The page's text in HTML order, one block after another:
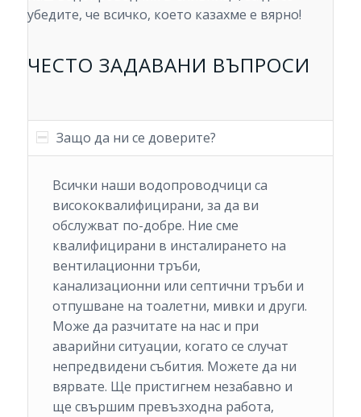
убедите, че всичко, което казахме е вярно!
ЧЕСТО ЗАДАВАНИ ВЪПРОСИ
Защо да ни се доверите?
Всички наши водопроводчици са
висококвалифицирани, за да ви
обслужват по-добре. Ние сме
квалифицирани в инсталирането на
вентилационни тръби,
канализационни или септични тръби и
отпушване на тоалетни, мивки и други.
Може да разчитате на нас и при
аварийни ситуации, когато се случат
непредвидени събития. Можете да ни
вярвате. Ще пристигнем незабавно и
ще свършим превъзходна работа,